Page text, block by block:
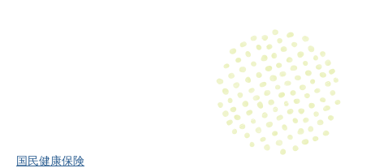
国民健康保険